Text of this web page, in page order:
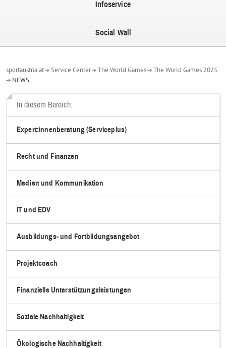
Infoservice
Social Wall
sportaustria.at Service Center The World Games
The World Games 2025
NEWS
In diesem Bereich:
Expert:innenberatung (Serviceplus)
Recht und Finanzen
Medien und Kommunikation
IT und EDV
Ausbildungs- und Fortbildungsangebot
Projektcoach
Finanzielle Unterstützungsleistungen
Soziale Nachhaltigkeit
Ökologische Nachhaltigkeit